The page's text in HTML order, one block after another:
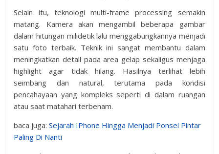
Selain itu, teknologi multi-frame processing semakin
matang. Kamera akan mengambil beberapa gambar
dalam hitungan milidetik lalu menggabungkannya menjadi
satu foto terbaik. Teknik ini sangat membantu dalam
meningkatkan detail pada area gelap sekaligus menjaga
highlight agar tidak hilang. Hasilnya terlihat lebih
seimbang dan natural, terutama pada kondisi
pencahayaan yang kompleks seperti di dalam ruangan
atau saat matahari terbenam.
baca juga:Sejarah IPhone Hingga Menjadi Ponsel Pintar
Paling Di Nanti